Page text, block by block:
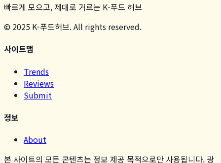
빠르게 모으고, 제대로 거르는 K-푸드 허브
© 2025 K-푸드허브. All rights reserved.
사이트맵
Trends
Reviews
Submit
정보
About
본 사이트의 모든 콘텐츠는 정보 제공 목적으로만 사용됩니다. 광